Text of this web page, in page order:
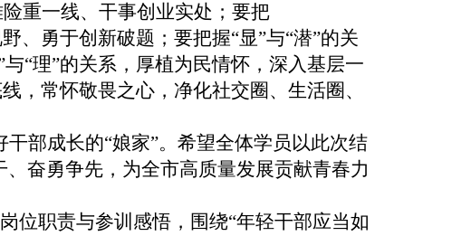
重一线、干事创业实处；要把
、勇于创新破题；要把握“显”与“潜”的关
“理”的关系，厚植为民情怀，深入基层一
，常怀敬畏之心，净化社交圈、生活圈、
干部成长的“娘家”。希望全体学员以此次结
奋勇争先，为全市高质量发展贡献青春力
位职责与参训感悟，围绕“年轻干部应当如